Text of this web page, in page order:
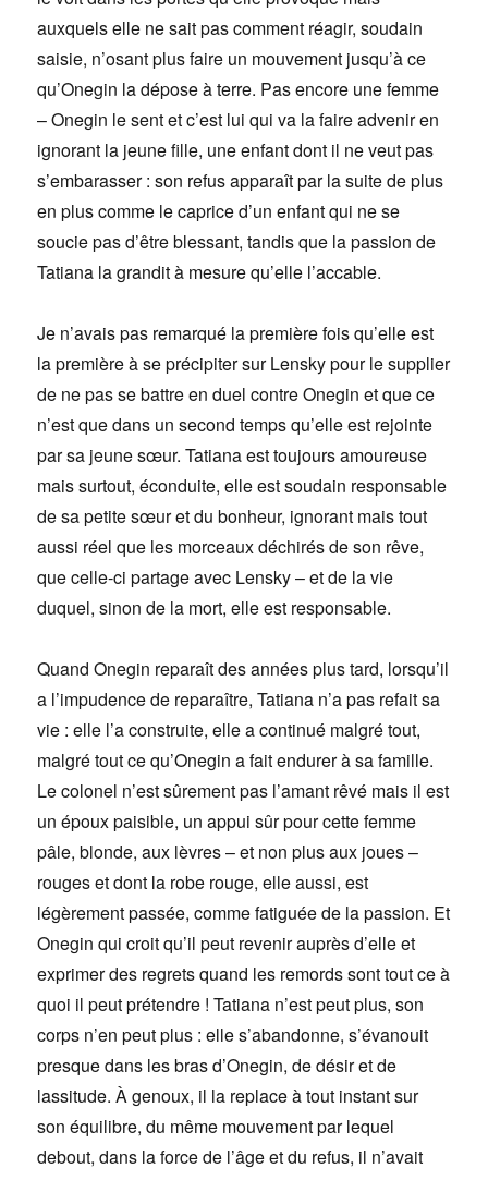
auxquels elle ne sait pas comment réagir, soudain
saisie, n’osant plus faire un mouvement jusqu’à ce
qu’Onegin la dépose à terre. Pas encore une femme
– Onegin le sent et c’est lui qui va la faire advenir en
ignorant la jeune fille, une enfant dont il ne veut pas
s’embarasser : son refus apparaît par la suite de plus
en plus comme le caprice d’un enfant qui ne se
soucie pas d’être blessant, tandis que la passion de
Tatiana la grandit à mesure qu’elle l’accable.
Je n’avais pas remarqué la première fois qu’elle est
la première à se précipiter sur Lensky pour le supplier
de ne pas se battre en duel contre Onegin et que ce
n’est que dans un second temps qu’elle est rejointe
par sa jeune sœur. Tatiana est toujours amoureuse
mais surtout, éconduite, elle est soudain responsable
de sa petite sœur et du bonheur, ignorant mais tout
aussi réel que les morceaux déchirés de son rêve,
que celle-ci partage avec Lensky – et de la vie
duquel, sinon de la mort, elle est responsable.
Quand Onegin reparaît des années plus tard, lorsqu’il
a l’impudence de reparaître, Tatiana n’a pas refait sa
vie : elle l’a construite, elle a continué malgré tout,
malgré tout ce qu’Onegin a fait endurer à sa famille.
Le colonel n’est sûrement pas l’amant rêvé mais il est
un époux paisible, un appui sûr pour cette femme
pâle, blonde, aux lèvres – et non plus aux joues –
rouges et dont la robe rouge, elle aussi, est
légèrement passée, comme fatiguée de la passion. Et
Onegin qui croit qu’il peut revenir auprès d’elle et
exprimer des regrets quand les remords sont tout ce à
quoi il peut prétendre ! Tatiana n’est peut plus, son
corps n’en peut plus : elle s’abandonne, s’évanouit
presque dans les bras d’Onegin, de désir et de
lassitude. À genoux, il la replace à tout instant sur
son équilibre, du même mouvement par lequel
debout, dans la force de l’âge et du refus, il n’avait